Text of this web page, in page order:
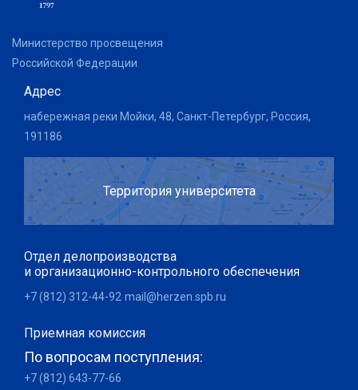
Министерство просвещения
Российской Федерации
Адрес
набережная реки Мойки, 48, Санкт-Петербург, Россия,
191186
Территория университета
Отдел делопроизводства
и организационно-контрольного обеспечения
+7 (812) 312-44-92 mail@herzen.spb.ru
Приемная комиссия
По вопросам поступления:
+7 (812) 643-77-66